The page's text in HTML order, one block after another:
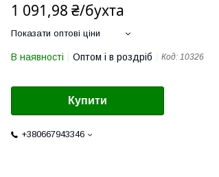
1 091,98 ₴/бухта
Показати оптові ціни
В наявності Оптом і в роздріб Код: 10326
Купити
+380667943346